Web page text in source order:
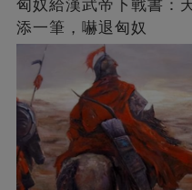
匈奴給漢武帝下戰書：
添一筆，嚇退匈奴